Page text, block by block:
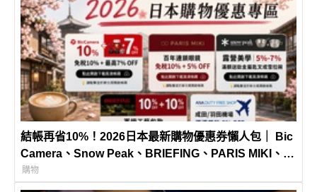
結帳再省10%！2026日本最新購物優惠券懶人包｜ Bic
Camera、Snow Peak、BRIEFING、PARIS MIKI、
ANA免稅店！不用到處找、不怕遺漏，一次完整收錄！
購物